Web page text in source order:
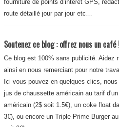
fourniture de points d’intérêt GPS,
route détaillé jour par jour etc…
Soutenez ce blog : offrez nous un café
Ce blog est 100% sans publicité. Aidez
ainsi en nous remerciant pour notre
Ici vous pouvez en quelques clics,
jus de chaussette américain au tarif
américain (2$ soit 1.5€), un coke float
3€), ou encore un Triple Prime Burger